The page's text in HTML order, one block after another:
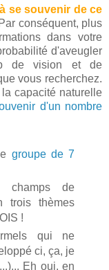
se souvenir de ce
conséquent, plus
dans votre
d'aveugler
de vision et de
vous recherchez.
capacité naturelle
d'un nombre
groupe de 7
champs de
trois thèmes
!
qui ne
ci, ça, je
Eh oui, en